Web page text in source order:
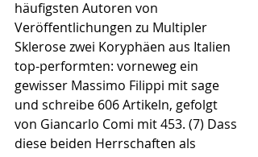
häufigsten Autoren von
Veröffentlichungen zu Multipler
Sklerose zwei Koryphäen aus Italien
top-performten: vorneweg ein
gewisser Massimo Filippi mit sage
und schreibe 606 Artikeln, gefolgt
von Giancarlo Comi mit 453. (7) Dass
diese beiden Herrschaften als